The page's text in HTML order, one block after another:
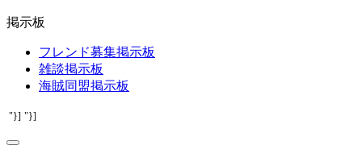
掲示板
フレンド募集掲示板
雑談掲示板
海賊同盟掲示板
"}] "}]